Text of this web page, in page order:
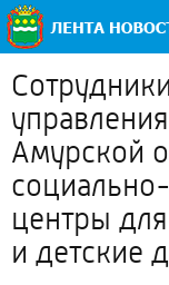
Амурской
центры
и детские